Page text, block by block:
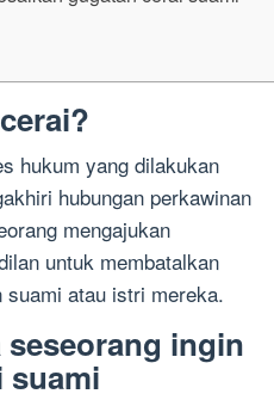
hukum yang dilakukan
hubungan perkawinan
mengajukan
untuk membatalkan
suami atau istri mereka.
ingin
suami